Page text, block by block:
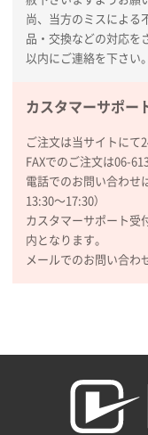
尚、当方のミスによる
品・交換などの対応を
以内にご連絡を下さい。
カスタマーサポー
ご注文は当サイトにて
FAXでのご注文は06-
電話でのお問い合わせ
13:30〜17:30）
カスタマーサポート受
内となります。
メールでのお問い合わ